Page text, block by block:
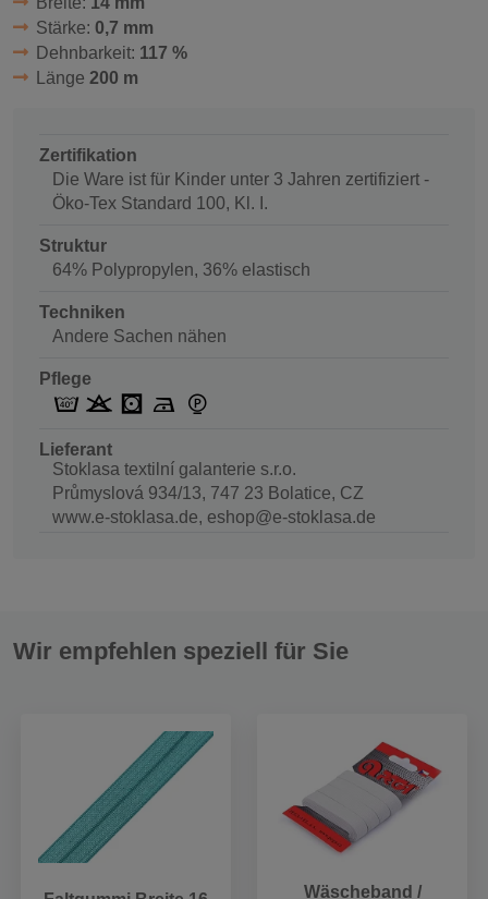
Stärke: 0,7 mm
Dehnbarkeit: 117 %
Länge 200 m
Zertifikation
Die Ware ist für Kinder unter 3 Jahren zertifiziert -
Öko-Tex Standard 100, Kl. I.
Struktur
64% Polypropylen, 36% elastisch
Techniken
Andere Sachen nähen
Pflege
Lieferant
Stoklasa textilní galanterie s.r.o.
Průmyslová 934/13, 747 23 Bolatice, CZ
www.e-stoklasa.de, eshop@e-stoklasa.de
Wir empfehlen speziell für Sie
Wäscheband /